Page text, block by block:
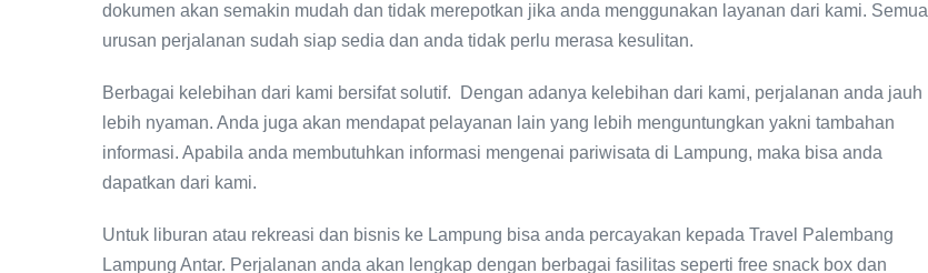
dokumen akan semakin mudah dan tidak merepotkan jika anda menggunakan layanan dari kami. Semua
urusan perjalanan sudah siap sedia dan anda tidak perlu merasa kesulitan.
Berbagai kelebihan dari kami bersifat solutif. Dengan adanya kelebihan dari kami, perjalanan anda jauh
lebih nyaman. Anda juga akan mendapat pelayanan lain yang lebih menguntungkan yakni tambahan
informasi. Apabila anda membutuhkan informasi mengenai pariwisata di Lampung, maka bisa anda
dapatkan dari kami.
Untuk liburan atau rekreasi dan bisnis ke Lampung bisa anda percayakan kepada Travel Palembang
Lampung Antar. Perjalanan anda akan lengkap dengan berbagai fasilitas seperti free snack box dan